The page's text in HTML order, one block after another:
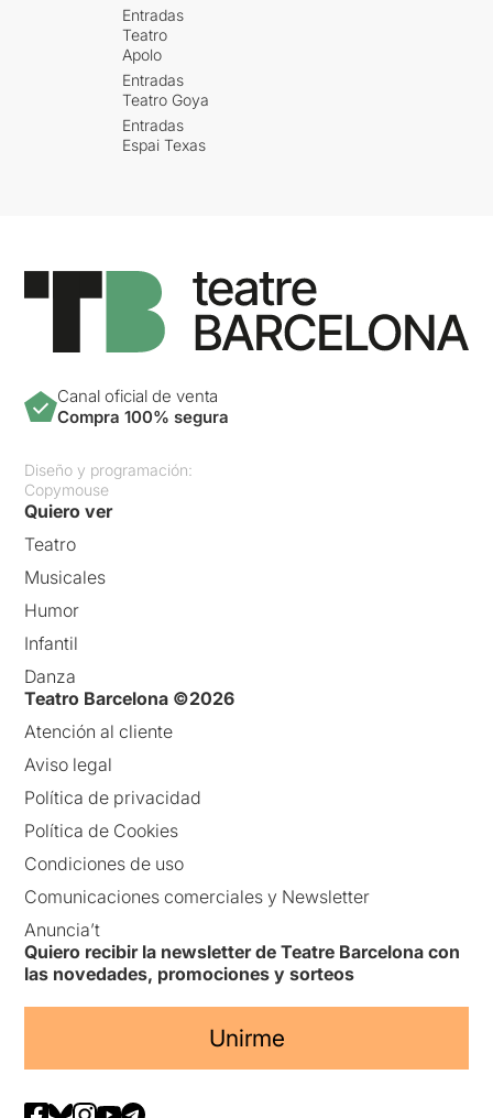
Entradas
Teatro
Apolo
Entradas
Teatro Goya
Entradas
Espai Texas
Canal oficial de venta
Compra 100% segura
Diseño y programación:
Copymouse
Quiero ver
Teatro
Musicales
Humor
Infantil
Danza
Teatro Barcelona ©2026
Atención al cliente
Aviso legal
Política de privacidad
Política de Cookies
Condiciones de uso
Comunicaciones comerciales y Newsletter
Anuncia’t
Quiero recibir la newsletter de Teatre Barcelona con
las novedades, promociones y sorteos
Unirme